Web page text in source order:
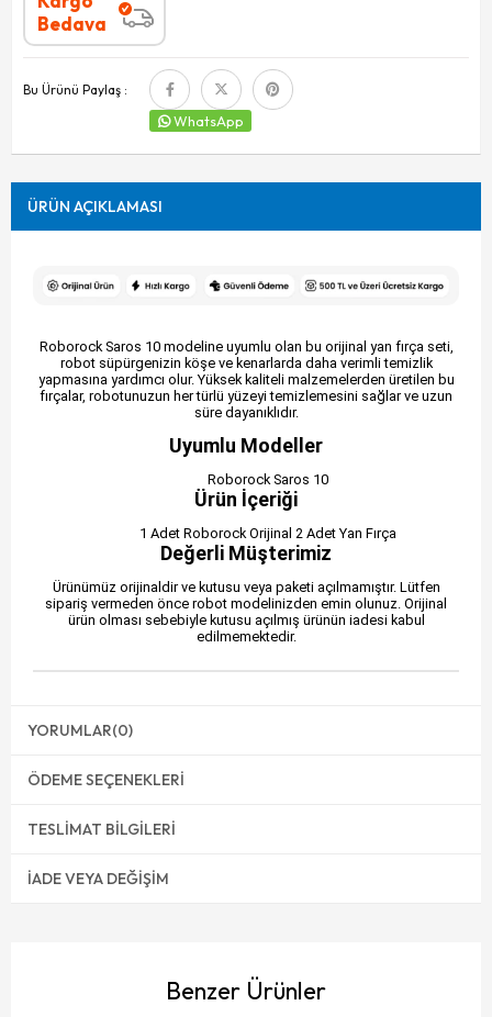
Bedava
Bu Ürünü Paylaş :
WhatsApp
ÜRÜN AÇIKLAMASI
Roborock Saros 10 modeline uyumlu olan bu orijinal yan fırça seti,
robot süpürgenizin köşe ve kenarlarda daha verimli temizlik
yapmasına yardımcı olur. Yüksek kaliteli malzemelerden üretilen bu
fırçalar, robotunuzun her türlü yüzeyi temizlemesini sağlar ve uzun
süre dayanıklıdır.
Uyumlu Modeller
Roborock Saros 10
Ürün İçeriği
1 Adet Roborock Orijinal 2 Adet Yan Fırça
Değerli Müşterimiz
Ürünümüz orijinaldir ve kutusu veya paketi açılmamıştır. Lütfen
sipariş vermeden önce robot modelinizden emin olunuz. Orijinal
ürün olması sebebiyle kutusu açılmış ürünün iadesi kabul
edilmemektedir.
YORUMLAR(0)
ÖDEME SEÇENEKLERI
TESLIMAT BILGILERI
İADE VEYA DEĞIŞIM
Benzer Ürünler